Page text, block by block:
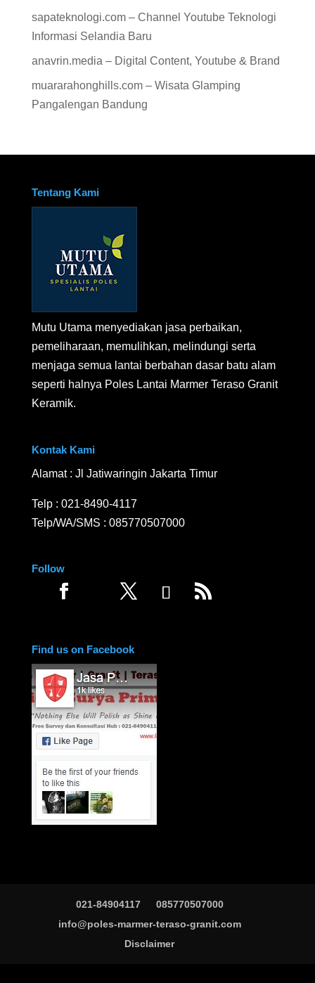
sapateknologi.com – Channel Youtube Teknologi
Informasi Selandia Baru
anavrin.media – Digital Content, Youtube & Brand
muararahonghills.com – Wisata Glamping
Pangalengan Bandung
Tentang Kami
Mutu Utama menyediakan jasa perbaikan,
pemeliharaan, memulihkan, melindungi serta
menjaga semua lantai berbahan dasar batu alam
seperti halnya Poles Lantai Marmer Teraso Granit
Keramik.
Kontak Kami
Alamat : Jl Jatiwaringin Jakarta Timur
Telp : 021-8490-4117
Telp/WA/SMS : 085770507000
Follow
Find us on Facebook
021-84904117
085770507000
info@poles-marmer-teraso-granit.com
Disclaimer